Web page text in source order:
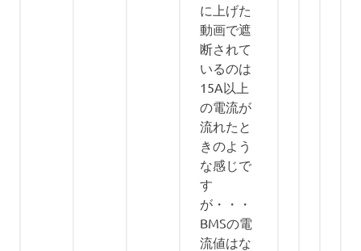
に上げた
動画で遮
断されて
いるのは
15A以上
の電流が
流れたと
きのよう
な感じで
す
が・・・
BMSの電
流値はな